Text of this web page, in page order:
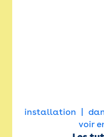
installation
voir